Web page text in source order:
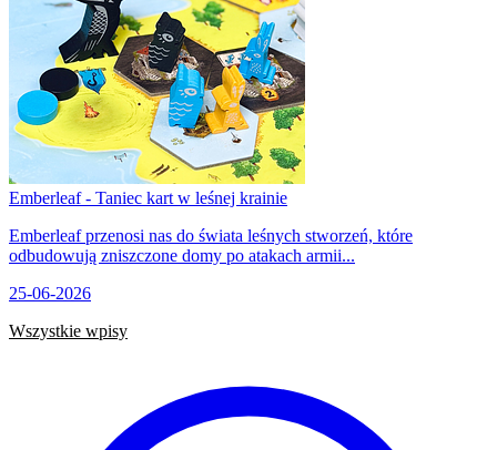
Emberleaf - Taniec kart w leśnej krainie
Emberleaf przenosi nas do świata leśnych stworzeń, które
odbudowują zniszczone domy po atakach armii...
25-06-2026
Wszystkie wpisy